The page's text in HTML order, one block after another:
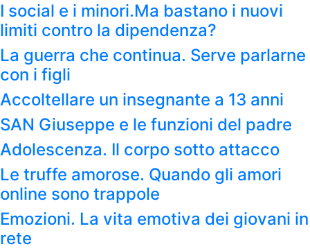
I social e i minori.Ma bastano i nuovi
limiti contro la dipendenza?
La guerra che continua. Serve parlarne
con i figli
Accoltellare un insegnante a 13 anni
SAN Giuseppe e le funzioni del padre
Adolescenza. Il corpo sotto attacco
Le truffe amorose. Quando gli amori
online sono trappole
Emozioni. La vita emotiva dei giovani in
rete